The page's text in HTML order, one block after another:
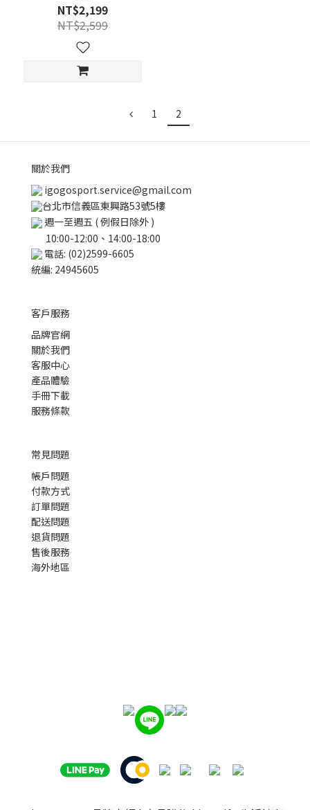
NT$2,199
NT$2,599
1 2
關於我們
igogosport.service@gmail.com
台北市信義區東興路53號5樓
週一至週五 ( 例假日除外 )
10:00-12:00、14:00-18:00
電話: (02)2599-6605
統編: 24945605
客戶服務
品牌官網
關於我們
客服中心
產品體驗
手冊下載
服務條款
常見問題
帳戶問題
付款方式
訂單問題
配送問題
退貨問題
售後服務
海外地區